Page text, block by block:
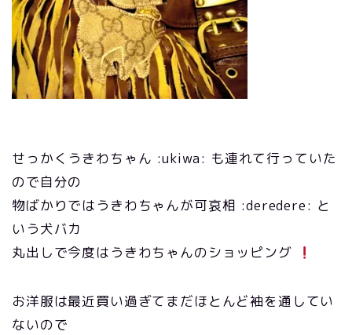
せっかくうきわちゃん :ukiwa: も連れて行っていた
ので自分の
物ばかりではうきわちゃんが可哀相 :deredere: と
いう犬バカ
丸出しで今度はうきわちゃんのショッピング
お洋服は最近買い過ぎてまだほとんど袖を通してい
ないので